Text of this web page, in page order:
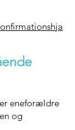
eneforældre
og